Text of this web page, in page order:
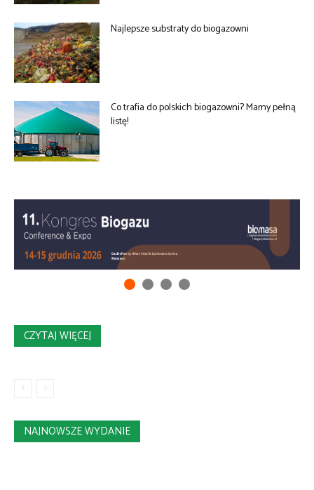
Najlepsze substraty do biogazowni
Co trafia do polskich biogazowni? Mamy pełną
listę!
CZYTAJ WIĘCEJ
NAJNOWSZE WYDANIE